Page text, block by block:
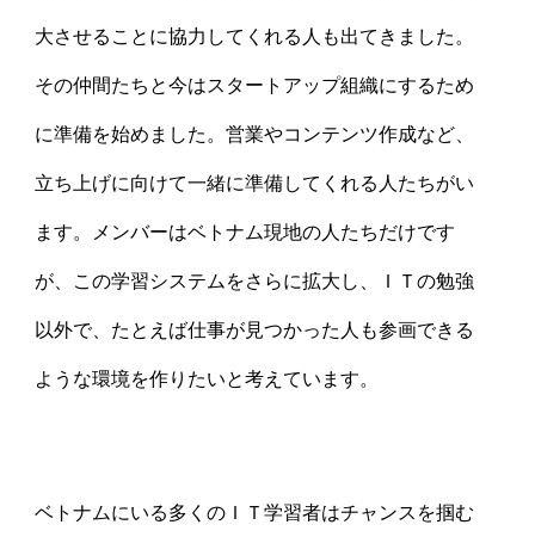
大させることに協力してくれる人も出てきました。
その仲間たちと今はスタートアップ組織にするため
に準備を始めました。営業やコンテンツ作成など、
立ち上げに向けて一緒に準備してくれる人たちがい
ます。メンバーはベトナム現地の人たちだけです
が、この学習システムをさらに拡大し、ＩＴの勉強
以外で、たとえば仕事が見つかった人も参画できる
ような環境を作りたいと考えています。
ベトナムにいる多くのＩＴ学習者はチャンスを掴む